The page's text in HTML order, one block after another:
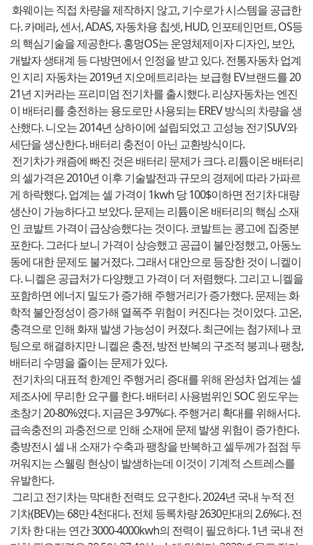
화웨이는 직접 차량을 제작하지 않고, 기수로가 시스템을 공급한
다. 카메라, 센서, ADAS, 자동차용 칩셋, HUD, 인포테인먼트, OS등
의 핵심기술을 제공한다. 홍멍OS는 운영체제이자 디자인, 보안,
개발자 생태계 등 다방면에서 인정을 받고 있다. 전통자동차 업계
인 지리 자동차는 2019년 지오메트리라는 보급형 EV브랜드를 20
21년 지커라는 프리미엄 전기차를 출시했다. 리샹자동차는 엔진
이 배터리를 충전하는 용도로만 사용되는 EREV 방식의 차량을 생
산했다. 니오는 2014년 상하이에 설립되었고 고성능 전기SUV와
세단을 생산한다. 배터리 충전이 아닌 교환방식이다.
전기차가 캐즘에 빠진 것은 배터리 문제가 크다. 리튬이온 배터리
의 셀가격은 2010년 이후 기술발전과 규모의 경제에 따라 가파르
게 하락했다. 업계는 셀 가격이 1kwh 당 100$이하면 전기차 대량
생산이 가능하다고 보았다. 문제는 리튬이온 배터리의 핵심 소재
인 코발트 가격이 급상승했다는 것이다. 코발트는 콩고에 집중분
포한다. 그러다 보니 가격이 상승했고 공급이 불안정했고, 아동노
동에 대한 문제도 불거졌다. 그래서 대안으로 등장한 것이 니켈이
다. 니켈은 공급처가 다양했고 가격이 더 저렴했다. 그리고 니켈을
포함하면 에너지 밀도가 증가해 주행거리가 증가했다. 문제는 화
학적 불안정성이 증가해 열폭주 위험이 커진다는 것이었다. 고온,
충격으로 인해 화재 발생 가능성이 커졌다. 최근에는 첨가제나 코
팅으로 해결하지만 니켈은 충전, 방전 반복의 구조적 붕괴나 팽창,
배터리 수명을 줄이는 문제가 있다.
전기차의 대표적 한계인 주행거리 증대를 위해 완성차 업계는 셀
제조사에 무리한 요구를 한다. 배터리 사용범위인 SOC 윈도우는
초창기 20-80%였다. 지금은 3-97%다. 주행거리 확대를 위해서다.
급속충전의 과충전으로 인해 소재에 문제 발생 위험이 증가한다.
충방전시 셀 내 소재가 수축과 팽창을 반복하고 셀두께가 점점 두
꺼워지는 스웰링 현상이 발생하는데 이것이 기계적 스트레스를
유발한다.
그리고 전기차는 막대한 전력도 요구한다. 2024년 국내 누적 전
기차(BEV)는 68만 4천대다. 전체 등록차량 2630만대의 2.6%다. 전
기차 한 대는 연간 3000-4000kwh의 전력이 필요하다. 1년 국내 전